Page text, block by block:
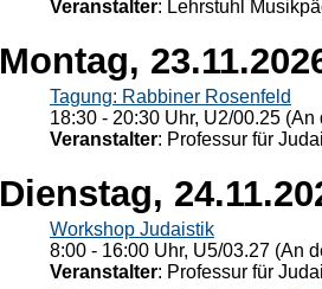
Veranstalter: Lehrstuhl
Montag,
Tagung: Rabbiner Rosenfeld
18:30 - 20:30 Uhr, U2/00.25
Veranstalter: Professur für
Dienstag,
Workshop Judaistik
8:00 - 16:00 Uhr, U5/03.27 (An
Veranstalter: Professur für